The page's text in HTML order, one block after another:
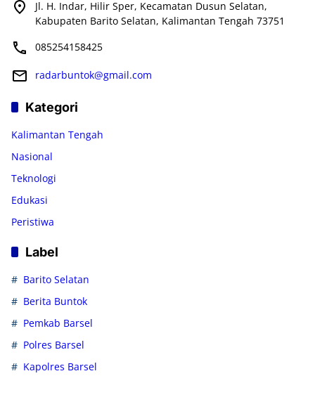
Jl. H. Indar, Hilir Sper, Kecamatan Dusun Selatan,
Kabupaten Barito Selatan, Kalimantan Tengah 73751
085254158425
radarbuntok@gmail.com
Kategori
Kalimantan Tengah
Nasional
Teknologi
Edukasi
Peristiwa
Label
Barito Selatan
Berita Buntok
Pemkab Barsel
Polres Barsel
Kapolres Barsel